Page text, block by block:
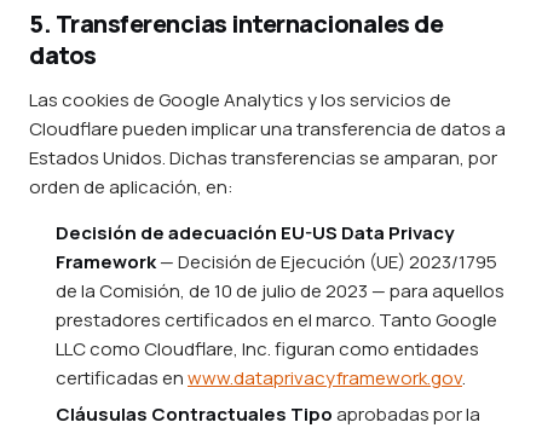
5. Transferencias internacionales de
datos
Las cookies de Google Analytics y los servicios de
Cloudflare pueden implicar una transferencia de datos a
Estados Unidos. Dichas transferencias se amparan, por
orden de aplicación, en:
Decisión de adecuación EU-US Data Privacy
Framework— Decisión de Ejecución (UE) 2023/1795
de la Comisión, de 10 de julio de 2023 — para aquellos
prestadores certificados en el marco. Tanto Google
LLC como Cloudflare, Inc. figuran como entidades
certificadas enwww.dataprivacyframework.gov.
Cláusulas Contractuales Tipoaprobadas por la